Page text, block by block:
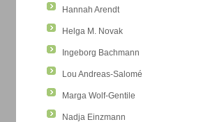
Hannah Arendt
Helga M. Novak
Ingeborg Bachmann
Lou Andreas-Salomé
Marga Wolf-Gentile
Nadja Einzmann